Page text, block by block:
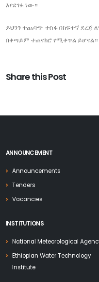
እየደገፉ ነው።
ይህንን ተጨባጭ ተስፋ በከፍተኛ ደረጃ
በቀጣይም ተጠናክሮ የሚቀጥል ይሆናል።
Share this Post
ANNOUNCEMENT
Announcements
Tenders
Vacancies
INSTITUTIONS
National Meteorological
Ethiopian Water Technology
Institute